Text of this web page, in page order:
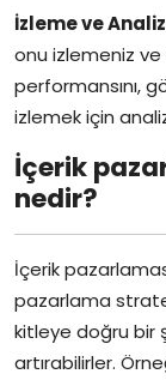
İzleme ve
onu izlemeniz ve
performansını,
izlemek için
İçerik
nedir?
İçerik
pazarlama
kitleye doğru bir
artırabilirler.